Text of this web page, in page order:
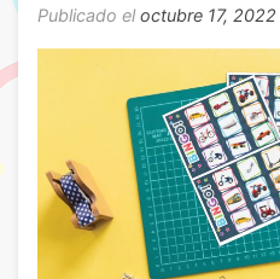
Publicado eloctubre 17, 2022